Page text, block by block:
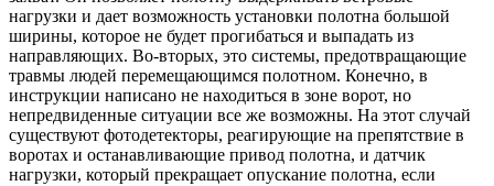
нагрузки и дает возможность установки полотна большой
ширины, которое не будет прогибаться и выпадать из
направляющих. Во-вторых, это системы, предотвращающие
травмы людей перемещающимся полотном. Конечно, в
инструкции написано не находиться в зоне ворот, но
непредвиденные ситуации все же возможны. На этот случай
существуют фотодетекторы, реагирующие на препятствие в
воротах и останавливающие привод полотна, и датчик
нагрузки, который прекращает опускание полотна, если